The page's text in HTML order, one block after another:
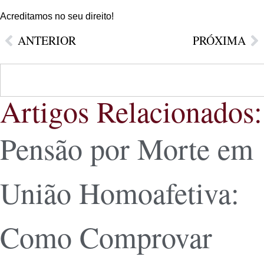
Acreditamos no seu direito!
ANTERIOR PRÓXIMA
Artigos Relacionados:
Pensão por Morte em
União Homoafetiva:
Como Comprovar